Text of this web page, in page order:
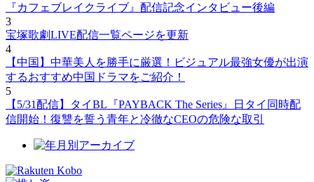
『カフェブレイクライブ』配信記念インタビュー後編
3
宝塚歌劇LIVE配信一覧ページを更新
4
【中国】中華美人を勝手に厳選！ビジュアル最強女優が出演
するおすすめ中国ドラマをご紹介！
5
【5/31配信】タイBL『PAYBACK The Series』日タイ同時配
信開始！復讐を誓う青年と冷徹なCEOの危険な取引